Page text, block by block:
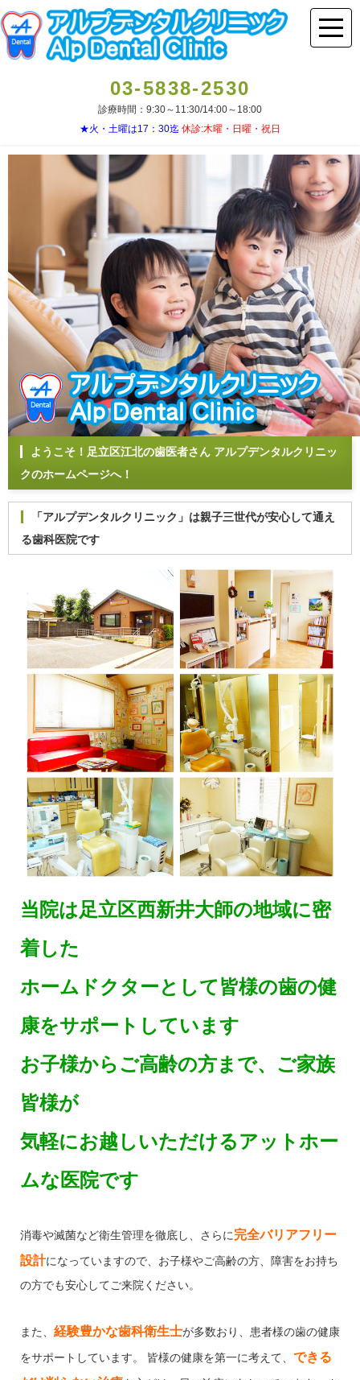
03-5838-2530
診療時間：9:30～11:30/14:00～18:00
★火・土曜は17：30迄 休診:木曜・日曜・祝日
ようこそ！足立区江北の歯医者さん アルプデンタルクリニッ
クのホームページへ！
「アルプデンタルクリニック」は親子三世代が安心して通え
る歯科医院です
当院は足立区西新井大師の地域に密
着した
ホームドクターとして皆様の歯の健
康をサポートしています
お子様からご高齢の方まで、ご家族
皆様が
気軽にお越しいただけるアットホー
ムな医院です
消毒や滅菌など衛生管理を徹底し、さらに完全バリアフリー
設計になっていますので、お子様やご高齢の方、障害をお持ち
の方でも安心してご来院ください。
また、 経験豊かな歯科衛生士が多数おり、患者様の歯の健康
をサポートしています。 皆様の健康を第一に考えて、 できる